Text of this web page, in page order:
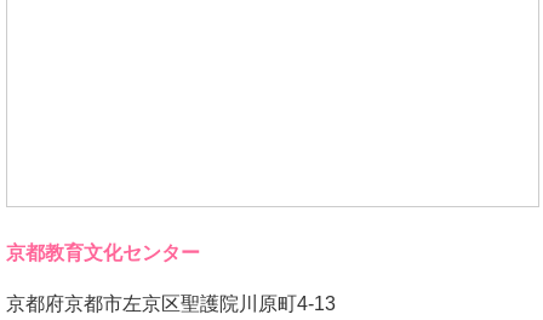
京都教育文化センター
京都府京都市左京区聖護院川原町4-13